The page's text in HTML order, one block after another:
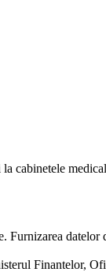
cabinetele
datelor
Finantelor,